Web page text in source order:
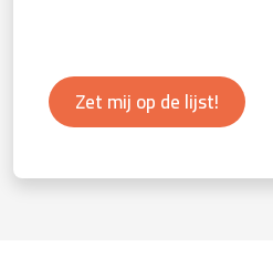
Zet mij op de lijst!